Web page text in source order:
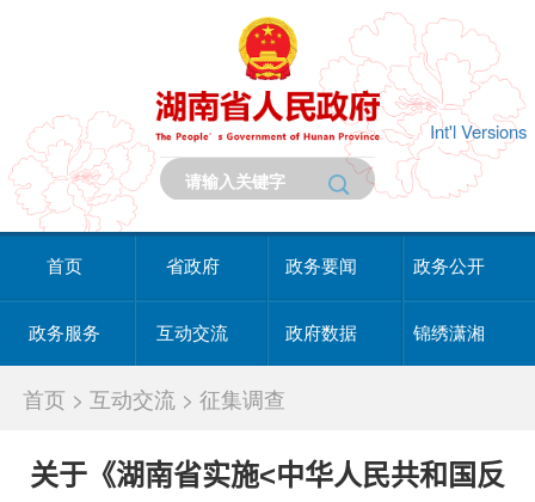
Int'l Versions
首页 省政府 政务要闻 政务公开
政务服务 互动交流 政府数据 锦绣潇湘
首页 > 互动交流> 征集调查